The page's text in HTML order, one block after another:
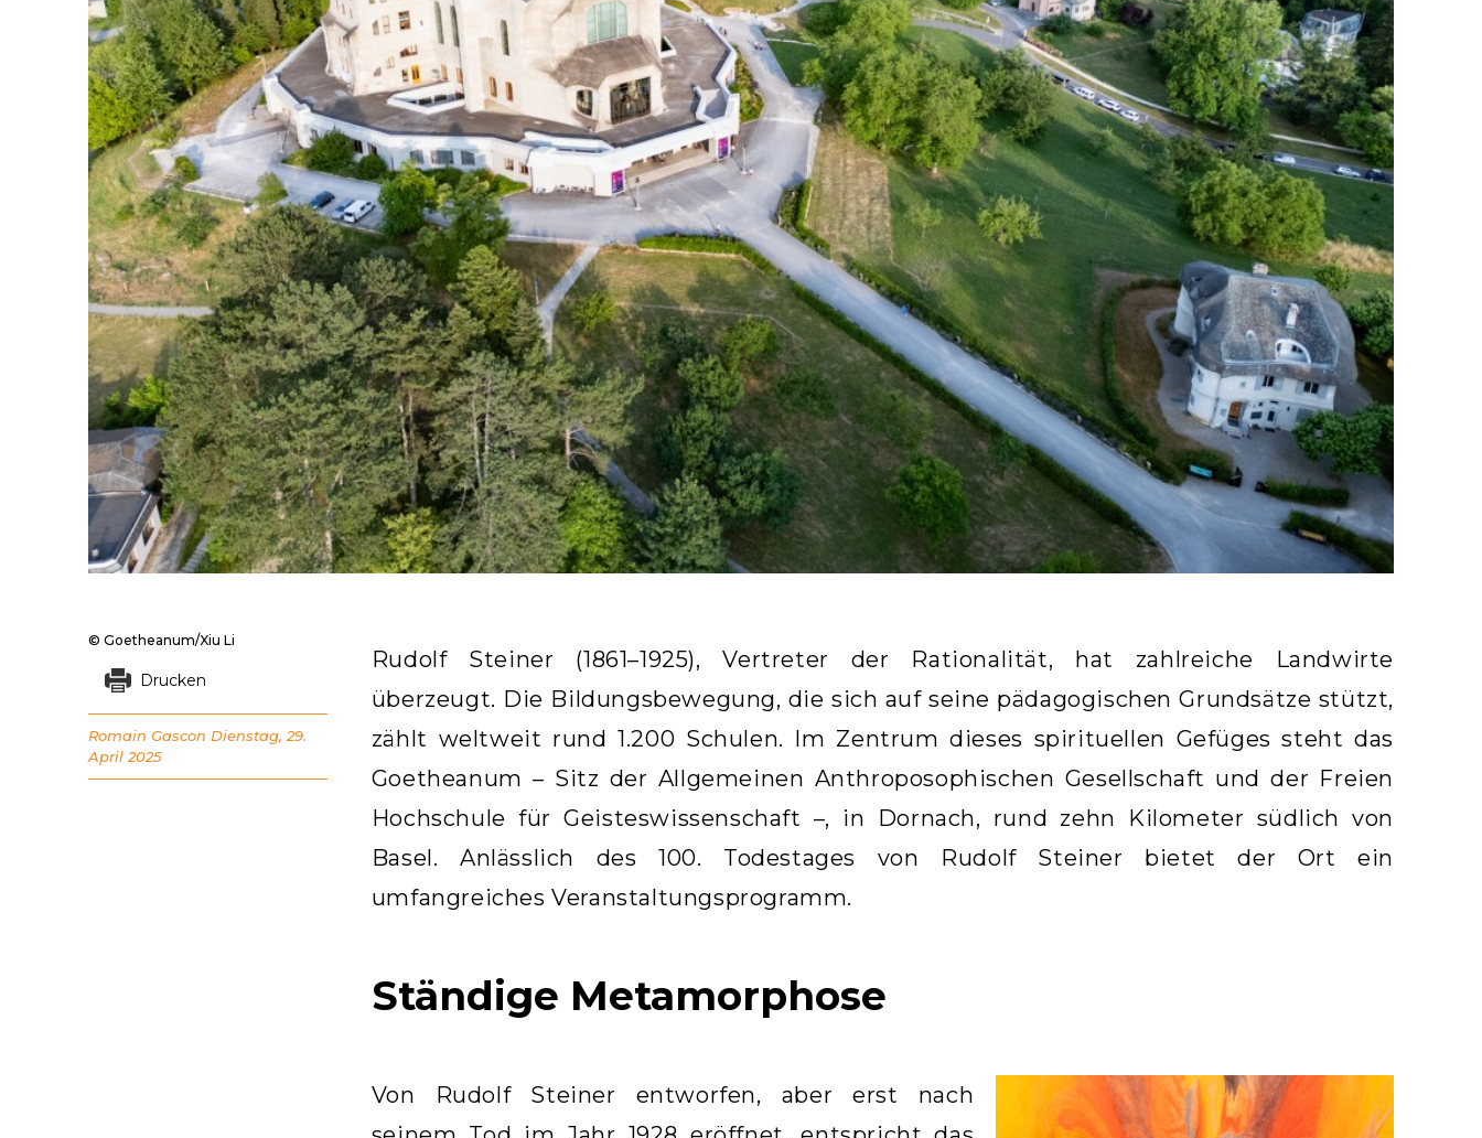
Rudolf Steiner (1861–1925), Vertreter der Rationalität, hat zahlreiche Landwirte
überzeugt. Die Bildungsbewegung, die sich auf seine pädagogischen Grundsätze stützt,
zählt weltweit rund 1.200 Schulen. Im Zentrum dieses spirituellen Gefüges steht das
Goetheanum – Sitz der Allgemeinen Anthroposophischen Gesellschaft und der Freien
Hochschule für Geisteswissenschaft –, in Dornach, rund zehn Kilometer südlich von
Basel. Anlässlich des 100. Todestages von Rudolf Steiner bietet der Ort ein
umfangreiches Veranstaltungsprogramm.
Ständige Metamorphose
Von Rudolf Steiner entworfen, aber erst nach
© Goetheanum/Xiu Li
Drucken
Romain Gascon Dienstag, 29.
April 2025